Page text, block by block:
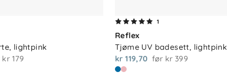
lightpink
kr 179
1
Reflex
Tjøme UV badesett, lightpink
kr 119,70 før kr 399